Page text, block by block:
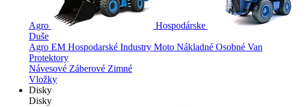
Agro Hospodárske
Duše
Agro EM Hospodarské Industry Moto Nákladné Osobné Van
Protektory
Návesové Záberové Zimné
Vložky
Disky
Disky